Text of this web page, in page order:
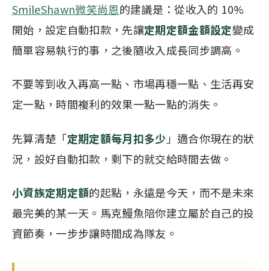
SmileShawn微笑尚恩的建議是：從收入的 10%
開始，設定自動扣款，先讓定期定額金額設定變成
簡單容易執行的事，之後隨收入成長同步調高。
不要等到收入再高一點、市場再穩一點、生活再安
定一點，時間複利的效果一點一點的消失。
先算清楚「定期定額每月扣多少 」適合你現在的狀
況，設好自動扣款，剩下的就交給時間去做。
小資族定期定額的起點，永遠是今天，而不是未來
最完美的某一天。馬克鰻魚陪你建立屬於自己的投
資節奏，一步步讓時間成為隊友。